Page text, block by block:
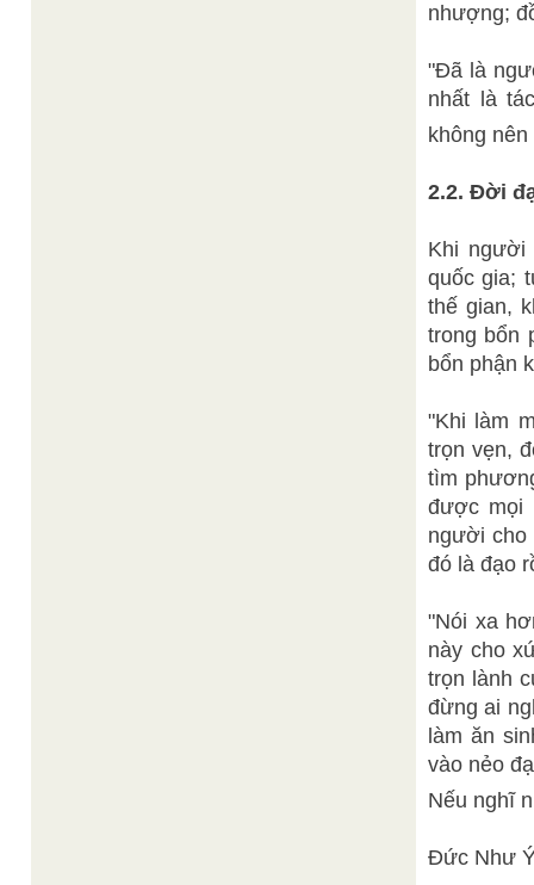
nhượng;
"Đã là
nhất là
không
2.2. Đời
Khi người
quốc gia;
thế gian,
trong bổn
bổn phận
"Khi làm
trọn vẹn,
tìm
được mọi
người cho
đó là đạo
"Nói xa
này cho
trọn lành
đừng ai
làm ăn
vào nẻo
Nếu nghĩ
Đức Như